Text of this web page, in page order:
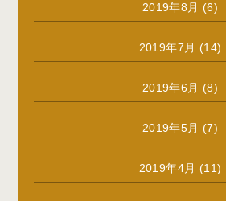
2019年8月 (6)
2019年7月 (14)
2019年6月 (8)
2019年5月 (7)
2019年4月 (11)